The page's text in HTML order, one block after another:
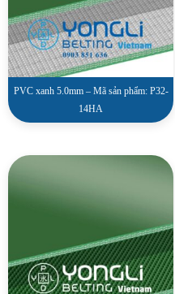
PVC xanh 5.0mm – Mã sản phẩm: P32-
14HA